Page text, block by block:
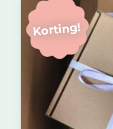
Korting!